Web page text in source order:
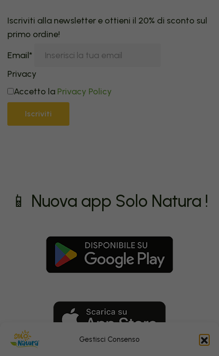
Gestisci Consenso
Iscriviti alla newsletter e ottieni il 20% di sconto sul
primo ordine!
Email*
Privacy
Accetto la Privacy Policy
Iscriviti
📱 Nuova app Solo Natura !